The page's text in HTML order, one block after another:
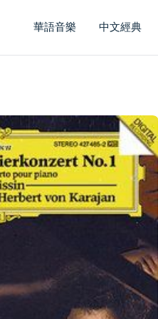
華語音樂 中文經典